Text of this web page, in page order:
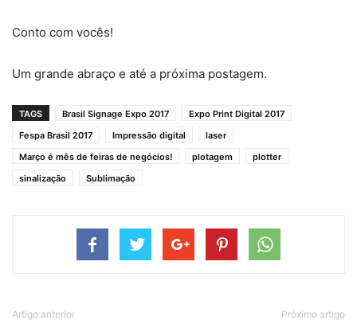
Conto com vocês!
Um grande abraço e até a próxima postagem.
TAGS Brasil Signage Expo 2017
Expo Print Digital 2017
Fespa Brasil 2017
Impressão digital
laser
Março é mês de feiras de negócios!
plotagem
plotter
sinalização
Sublimação
Artigo anterior Próximo artigo